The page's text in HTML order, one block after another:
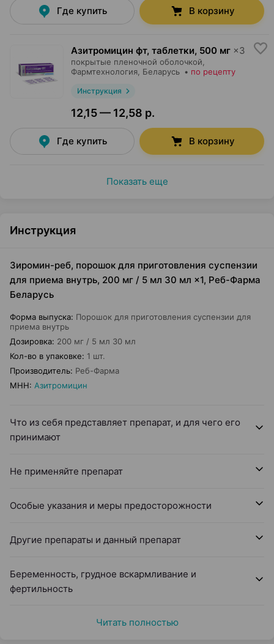
Где купить В корзину
Азитромицин фт, таблетки, 500 мг ×3
покрытые пленочной оболочкой,
Фармтехнология , Беларусь • по рецепту
Инструкция
12,15 — 12,58 р.
Где купить В корзину
Показать еще
Инструкция
Зиромин-реб, порошок для приготовления суспензии
для приема внутрь, 200 мг / 5 мл 30 мл ×1, Реб-Фарма
Беларусь
Форма выпуска: Порошок для приготовления суспензии для
приема внутрь
Дозировка: 200 мг / 5 мл 30 мл
Кол-во в упаковке: 1 шт.
Производитель: Реб-Фарма
МНН: Азитромицин
Что из себя представляет препарат, и для чего его
принимают
Не применяйте препарат
Особые указания и меры предосторожности
Другие препараты и данный препарат
Беременность, грудное вскармливание и
фертильность
Читать полностью